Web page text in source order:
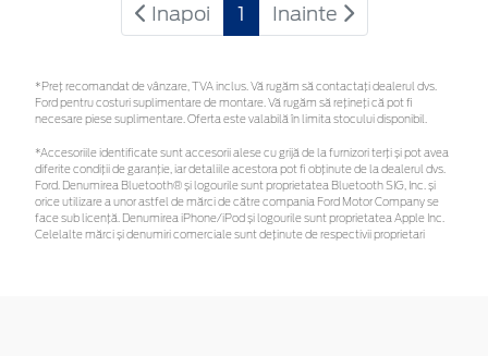
Inapoi 1 Inainte
*Preţ recomandat de vânzare, TVA inclus. Vă rugăm să contactaţi dealerul dvs.
Ford pentru costuri suplimentare de montare. Vă rugăm să rețineți că pot fi
necesare piese suplimentare. Oferta este valabilă în limita stocului disponibil.
*Accesoriile identificate sunt accesorii alese cu grijă de la furnizori terți și pot avea
diferite condiții de garanție, iar detaliile acestora pot fi obținute de la dealerul dvs.
Ford. Denumirea Bluetooth® și logourile sunt proprietatea Bluetooth SIG, Inc. și
orice utilizare a unor astfel de mărci de către compania Ford Motor Company se
face sub licență. Denumirea iPhone/iPod și logourile sunt proprietatea Apple Inc.
Celelalte mărci și denumiri comerciale sunt deținute de respectivii proprietari